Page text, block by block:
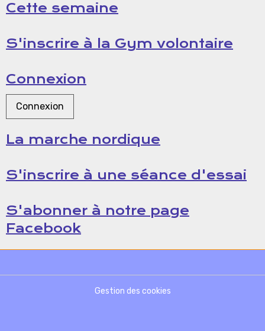
Cette semaine
S'inscrire à la Gym volontaire
Connexion
Connexion
La marche nordique
S'inscrire à une séance d'essai
S'abonner à notre page
Facebook
Gestion des cookies